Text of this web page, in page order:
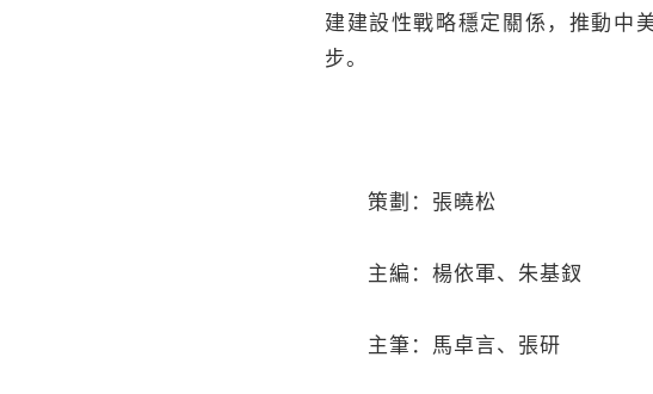
建建設性戰略穩定關係，推動中
步。
策劃：張曉松
主編：楊依軍、朱基釵
主筆：馬卓言、張研